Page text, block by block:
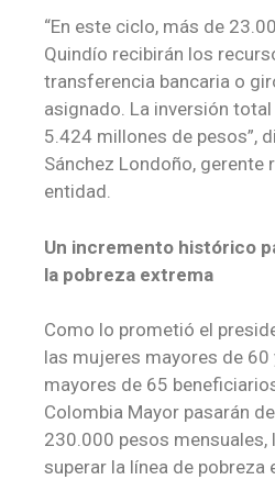
“En este ciclo, más de
Quindío recibirán los
transferencia bancaria o
asignado. La inversión
5.424 millones de pesos”,
Sánchez Londoño, gerente
entidad.
Un incremento histórico
la pobreza extrema
Como lo prometió el
las mujeres mayores de 60
mayores de 65
Colombia Mayor pasarán
230.000 pesos mensuales,
superar la línea de pobreza